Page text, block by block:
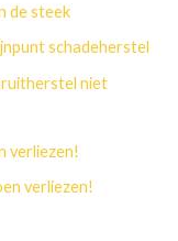
de steek
schadeherstel
niet
verliezen!
verliezen!